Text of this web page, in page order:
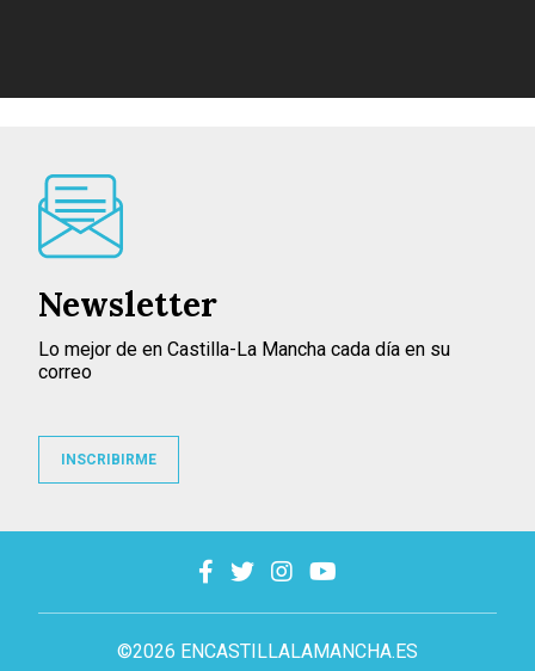
©2026 ENCASTILLALAMANCHA.ES
Newsletter
Lo mejor de en Castilla-La Mancha cada día en su
correo
INSCRIBIRME